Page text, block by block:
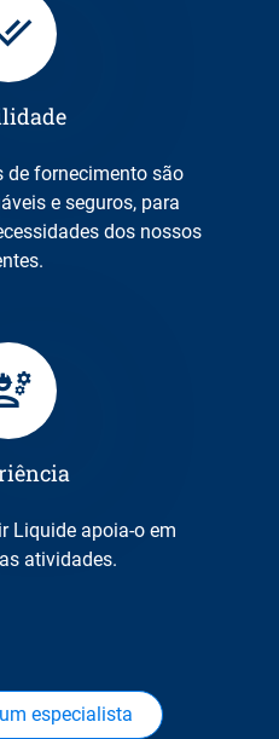
e seguros, para
dos nossos
atividades.
especialista